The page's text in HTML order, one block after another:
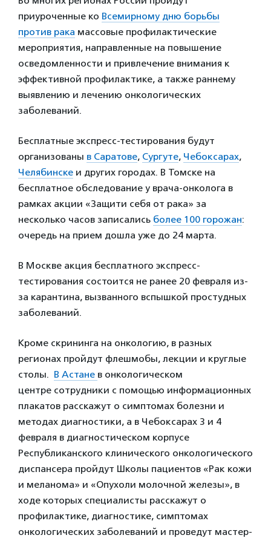
приуроченные ко Всемирному дню борьбы
против рака массовые профилактические
мероприятия, направленные на повышение
осведомленности и привлечение внимания к
эффективной профилактике, а также раннему
выявлению и лечению онкологических
заболеваний.
Бесплатные экспресс-тестирования будут
организованы в Саратове, Сургуте, Чебоксарах,
Челябинске и других городах. В Томске на
бесплатное обследование у врача-онколога в
рамках акции «Защити себя от рака» за
несколько часов записались более 100 горожан:
очередь на прием дошла уже до 24 марта.
В Москве акция бесплатного экспресс-
тестирования состоится не ранее 20 февраля из-
за карантина, вызванного вспышкой простудных
заболеваний.
Кроме скрининга на онкологию, в разных
регионах пройдут флешмобы, лекции и круглые
столы. В Астане в онкологическом
центре сотрудники с помощью информационных
плакатов расскажут о симптомах болезни и
методах диагностики, а в Чебоксарах 3 и 4
февраля в диагностическом корпусе
Республиканского клинического онкологического
диспансера пройдут Школы пациентов «Рак кожи
и меланома» и «Опухоли молочной железы», в
ходе которых специалисты расскажут о
профилактике, диагностике, симптомах
онкологических заболеваний и проведут мастер-